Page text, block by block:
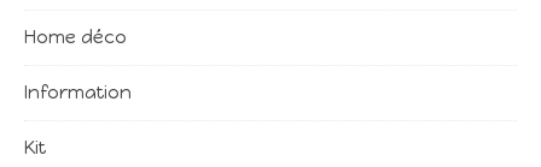
Home déco
Information
Kit